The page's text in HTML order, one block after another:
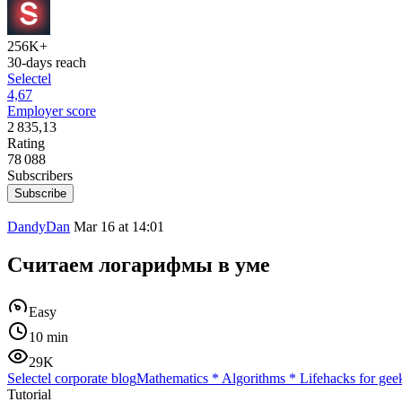
256K+
30-days reach
Selectel
4,67
Employer score
2 835,13
Rating
78 088
Subscribers
Subscribe
DandyDan Mar 16 at 14:01
Считаем логарифмы в уме
Easy
10 min
29K
Selectel corporate blogMathematics * Algorithms * Lifehacks for
Tutorial